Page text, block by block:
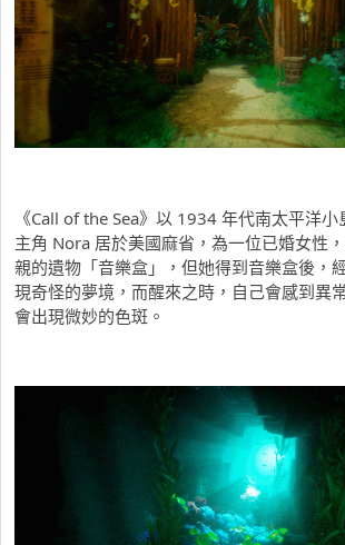
《Call of the Sea》以 1934 年代南太平洋小
主角 Nora 居於美國麻省，為一位已婚女性
親的遺物「音樂盒」，但她得到音樂盒後，
現奇怪的夢境，而醒來之時，自己會感到異
會出現微妙的色斑。